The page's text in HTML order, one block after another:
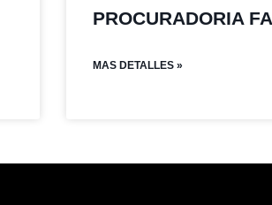
PROCURADORIA
MAS DETALLES »